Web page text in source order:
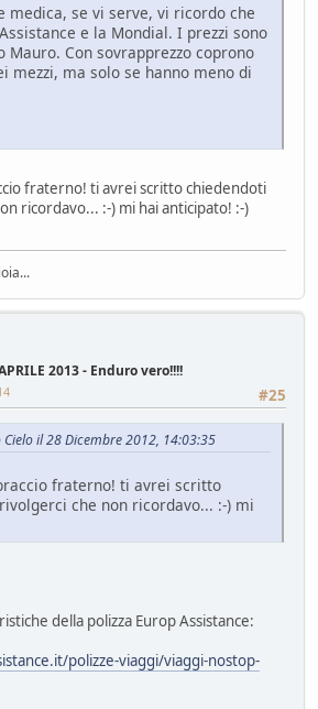
medica, se vi serve, vi ricordo che
e la Mondial. I prezzi sono
Mauro. Con sovrapprezzo coprono
mezzi, ma solo se hanno meno di
fraterno! ti avrei scritto chiedendoti
ricordavo... :-) mi hai anticipato! :-)
2013 - Enduro vero!!!!
#25
Cielo il 28 Dicembre 2012, 14:03:35
fraterno! ti avrei scritto
che non ricordavo... :-) mi
della polizza Europ Assistance:
polizze-viaggi/viaggi-nostop-